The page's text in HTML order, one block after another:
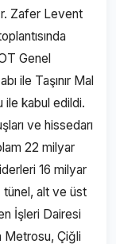
Zafer Levent
Genel
ile Taşınır Mal
ile kabul edildi.
ve hissedarı
22 milyar
16 milyar
alt ve üst
İşleri Dairesi
Metrosu, Çiğli